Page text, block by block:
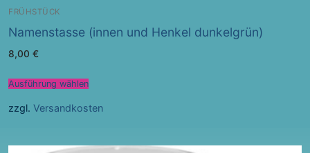
FRÜHSTÜCK
Namenstasse (innen und Henkel dunkelgrün)
8,00 €
Ausführung wählen
zzgl. Versandkosten